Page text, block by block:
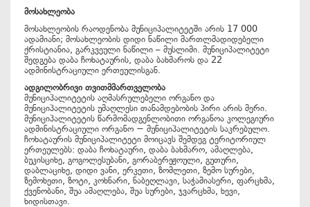
მოსახლეობა
მოსახლეობის რაოდენობა მუნიციპალიტეტში არის 17 000
ადამიანი; მოსახლეობის დიდი ნაწილი მართლმადიდებელი
ქრისტიანია, გარკვეული ნაწილი – მუსლიმი. მუნიციპალიტეტი
შედგება დაბა ჩოხატაურის, დაბა ბახმაროს და 22
ადმინისტრაციული ერთეულისგან.
ადგილობრივი თვითმმართველობა
მუნიციპალიტეტის აღმასრულებელი ორგანო და
მუნიციპალიტეტის უმაღლესი თანამდებობის პირი არის მერი.
მუნიციპალიტეტის წარმომადგენლობითი ორგანოა კოლეგიური
ადმინისტრაციული ორგანო − მუნიციპალიტეტის საკრებულო.
ჩოხატაურის მუნიციპალიტეტი მოიცავს შემდეგ ტერიტორიულ
ერთეულებს: დაბა ჩოხატაური, დაბა ბახმარო, ამაღლება,
ბუკისციხე, გოგოლესუბანი, გორაბერეჟოული, გუთური,
დაბლაციხე, დიდი ვანი, ერკეთი, ზომლეთი, ზემო სურები,
ზემოხეთი, ზოტი, კოხნარი, ნაბეღლავი, საჭამიასერი, ფარცხმა,
ქვენობანი, შუა ამაღლება, შუა სურები, ჯვარცხმა, ხევი,
ხიდისთავი.